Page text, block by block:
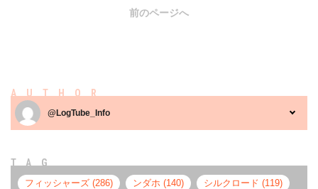
前のページへ
AUTHOR
@LogTube_Info
TAG
フィッシャーズ (286) ンダホ (140) シルクロード (119)